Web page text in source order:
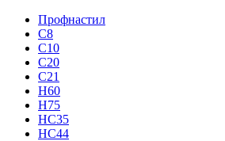
Профнастил
С8
С10
С20
С21
H60
H75
HС35
НС44